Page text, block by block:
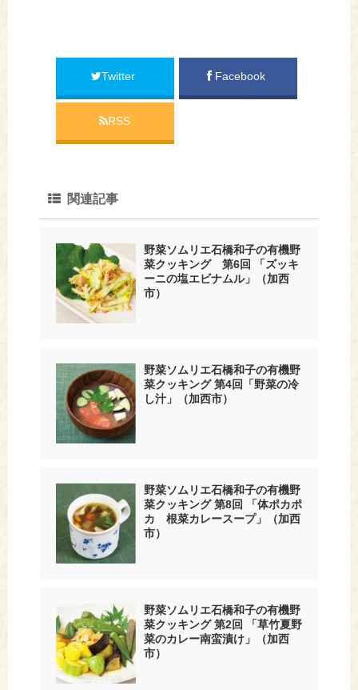
Twitter Facebook
RSS
関連記事
野菜ソムリエ石橋和子の有機野
菜クッキング 第6回 「ズッキ
ーニの塩エビナムル」（加西
市）
野菜ソムリエ石橋和子の有機野
菜クッキング 第4回「野菜の冷
し汁」（加西市）
野菜ソムリエ石橋和子の有機野
菜クッキング 第8回 「体ポカポ
カ 根菜カレースープ」（加西
市）
野菜ソムリエ石橋和子の有機野
菜クッキング 第2回 「草竹夏野
菜のカレー南蛮漬け」（加西
市）